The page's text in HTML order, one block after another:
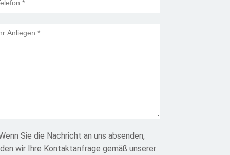
Sie die Nachricht an uns absenden,
wir Ihre Kontaktanfrage gemäß unserer